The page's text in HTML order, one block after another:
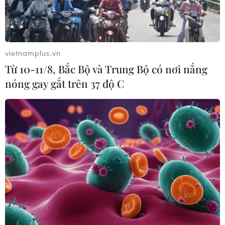
Một công ty may mặc. (Ảnh: Phương Hoa/TTXVN)
Chính phủ xác định sống chung và sản xuất an
toàn với dịch COVID-19 tức là đang nói đến mục
tiêu kép, nhưng để thực hiện mục tiêu kép, theo
tôi Chính phủ cũng phải thực hiện đồng bộ
nhiều giải pháp để chuyển trạng thái sản xuất
kinh doanh an toàn và hiệu quả.
Giải pháp trước hết là an toàn để khắc phục
những khó khăn do tác động của dịch COVID-19.
vietnamplus.vn
Từ 10-11/8, Bắc Bộ và Trung Bộ có nơi nắng
nóng gay gắt trên 37 độ C